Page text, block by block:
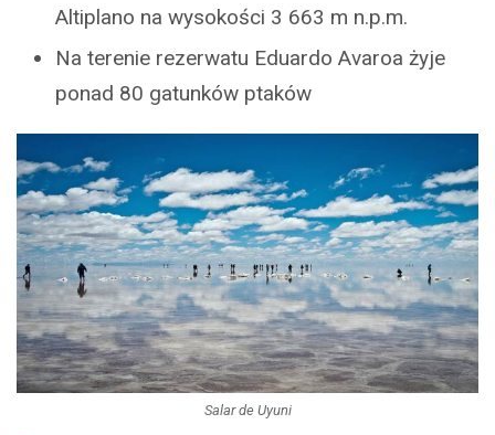
Altiplano na wysokości 3 663 m n.p.m.
Na terenie rezerwatu Eduardo Avaroa żyje
ponad 80 gatunków ptaków
Salar de Uyuni